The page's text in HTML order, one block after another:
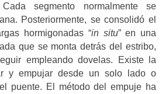
segmento normalmente se
Posteriormente, se consolidó el
hormigonadas “in situ” en una
que se monta detrás del estribo,
empleando dovelas. Existe la
y empujar desde un solo lado o
puente. El método del empuje ha